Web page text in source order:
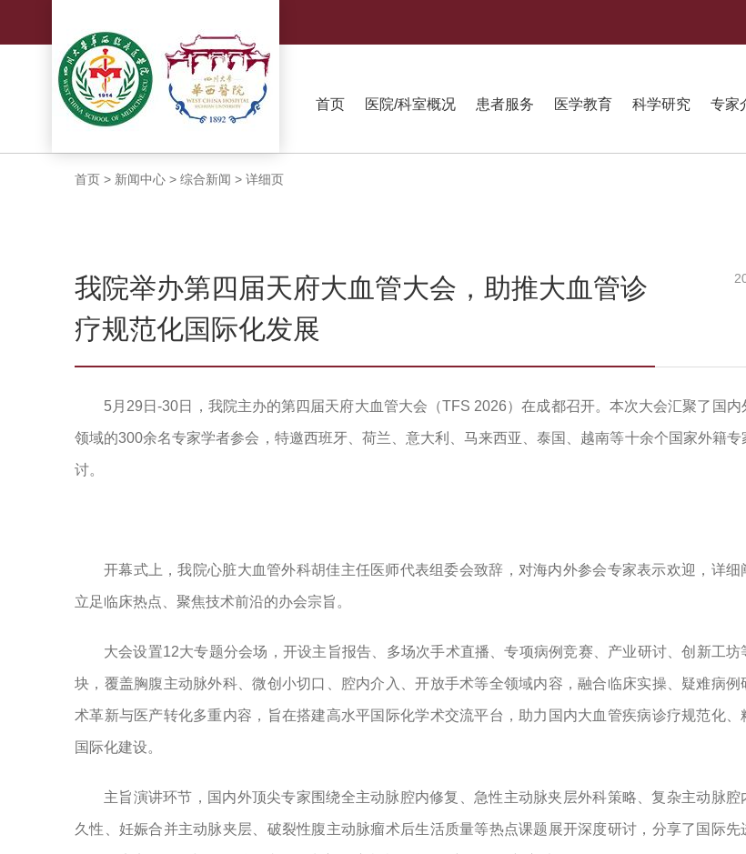
首页 医院/科室概况 患者服务 医学教育 科学研究 专家
首页 > 新闻中心 > 综合新闻 > 详细页
我院举办第四届天府大血管大会，助推大血管诊
疗规范化国际化发展
5月29日-30日，我院主办的第四届天府大血管大会（TFS 2026）在成都召开。本次大会汇聚了国内
领域的300余名专家学者参会，特邀西班牙、荷兰、意大利、马来西亚、泰国、越南等十余个国家外籍专
讨。
开幕式上，我院心脏大血管外科胡佳主任医师代表组委会致辞，对海内外参会专家表示欢迎，详细
立足临床热点、聚焦技术前沿的办会宗旨。
大会设置12大专题分会场，开设主旨报告、多场次手术直播、专项病例竞赛、产业研讨、创新工坊
块，覆盖胸腹主动脉外科、微创小切口、腔内介入、开放手术等全领域内容，融合临床实操、疑难病例
术革新与医产转化多重内容，旨在搭建高水平国际化学术交流平台，助力国内大血管疾病诊疗规范化、
国际化建设。
主旨演讲环节，国内外顶尖专家围绕全主动脉腔内修复、急性主动脉夹层外科策略、复杂主动脉腔
久性、妊娠合并主动脉夹层、破裂性腹主动脉瘤术后生活质量等热点课题展开深度研讨，分享了国际先